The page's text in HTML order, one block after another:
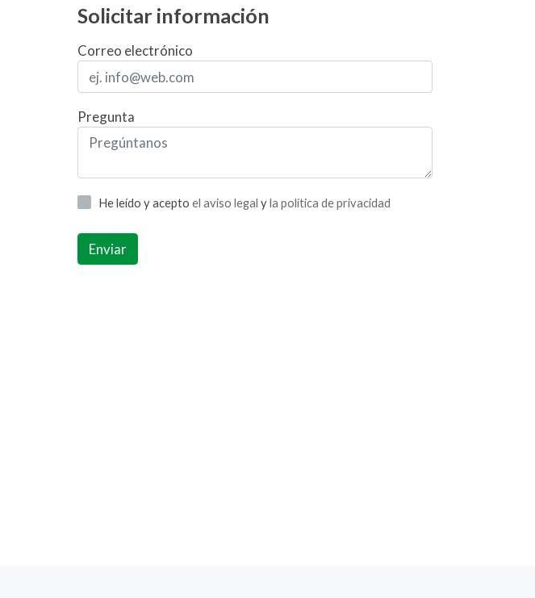
Solicitar información
Correo electrónico
Pregunta
He leído y acepto el aviso legal yla política de privacidad
Enviar